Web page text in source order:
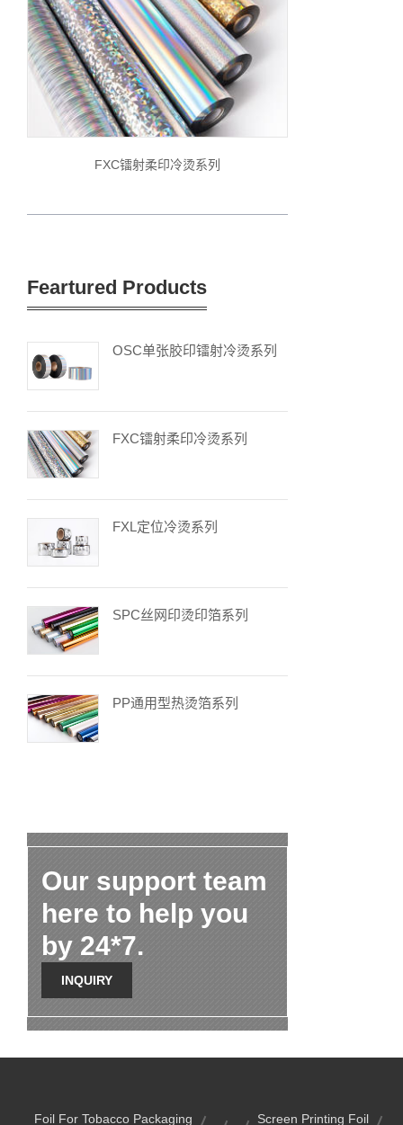
FXC镭射柔印冷烫系列
Feartured Products
OSC单张胶印镭射冷烫系列
FXC镭射柔印冷烫系列
FXL定位冷烫系列
SPC丝网印烫印箔系列
PP通用型热烫箔系列
Our support team
here to help you
by 24*7.
INQUIRY
Foil For Tobacco Packaging Screen Printing Foil